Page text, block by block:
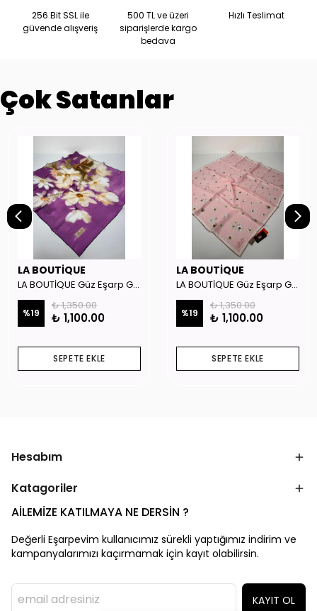
256 Bit SSL ile
güvende alışveriş
500 TL ve üzeri
siparişlerde kargo
bedava
Hızlı Teslimat
Çok Satanlar
LA BOUTİQUE
LA BOUTİQUE Güz Eşarp GYSE262908
%19
₺ 1,350.00
₺ 1,100.00
SEPETE EKLE
LA BOUTİQUE
LA BOUTİQUE Güz Eşarp GYSE130804
%19
₺ 1,350.00
₺ 1,100.00
SEPETE EKLE
Hesabım
Katagoriler
AİLEMİZE KATILMAYA NE DERSİN ?
Değerli Eşarpevim kullanıcımız sürekli yaptığımız indirim ve
kampanyalarımızı kaçırmamak için kayıt olabilirsin.
KAYIT OL